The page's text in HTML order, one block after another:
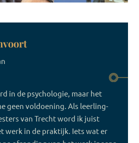
in de psychologie, maar het
geen voldoening. Als leerling-
van Trecht word ik juist
werk in de praktijk. Iets wat er